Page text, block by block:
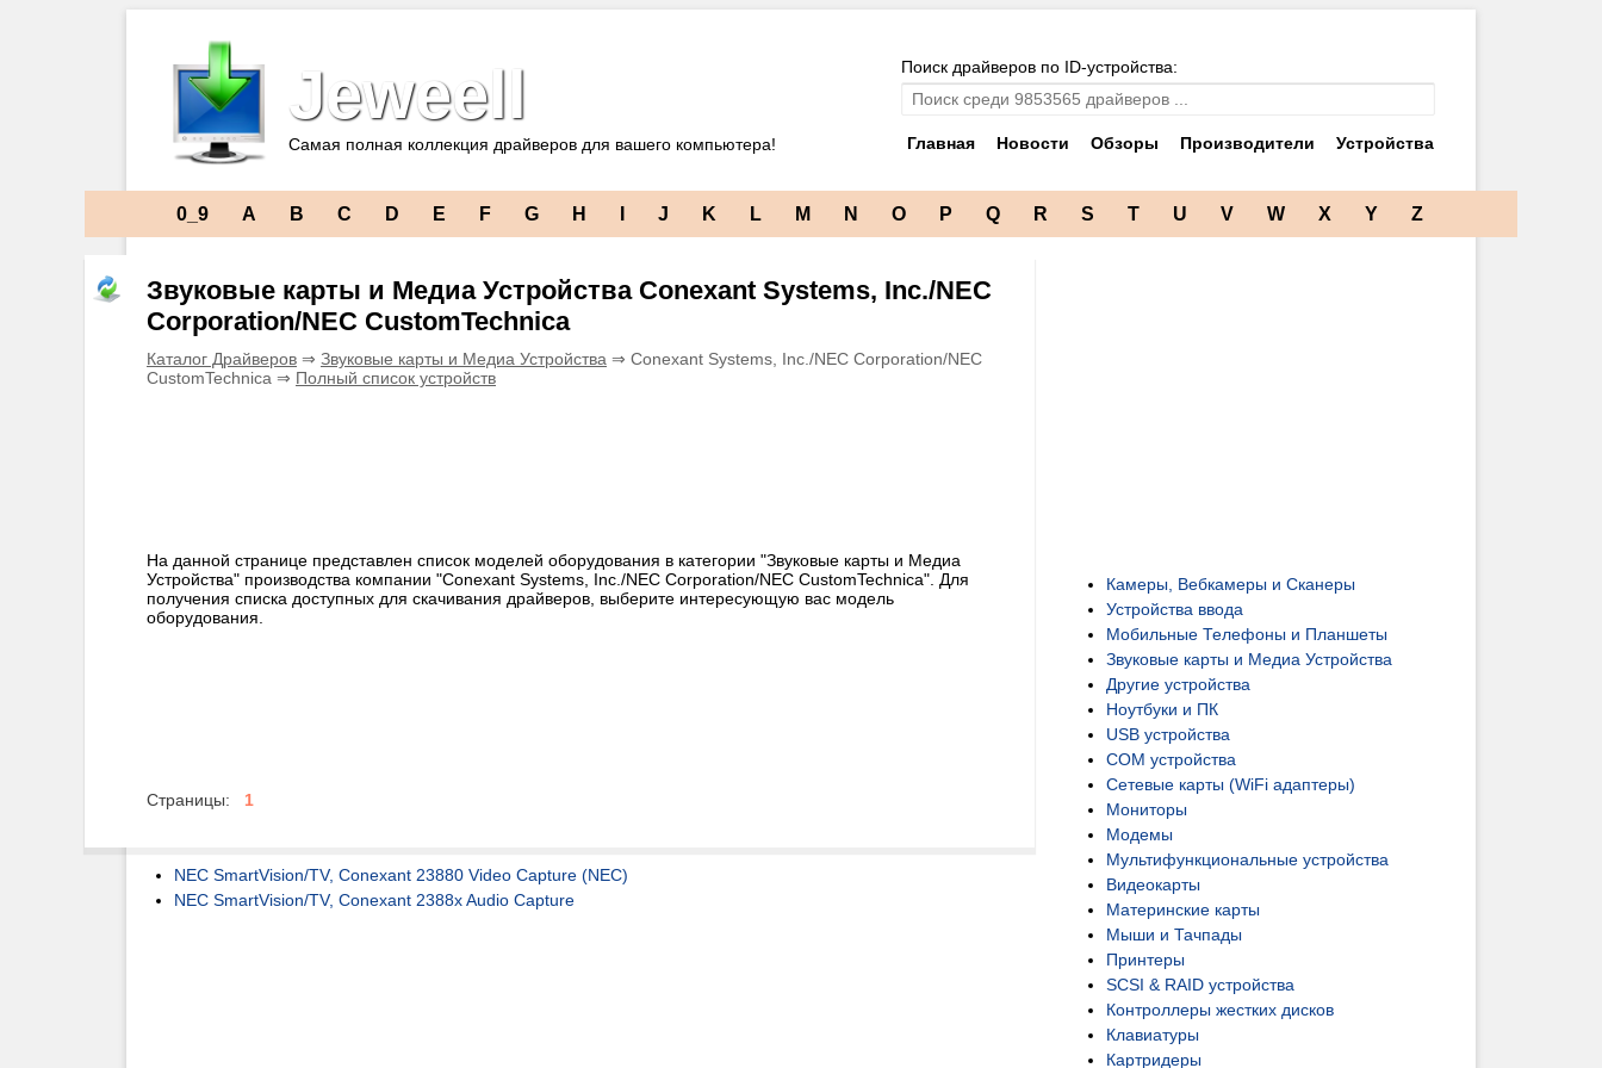
Jeweell
Самая полная коллекция драйверов для вашего компьютера!
Поиск драйверов по ID-устройства:
Главная Новости Обзоры Производители Устройства
0_9 A B C D E F G H J K L M N O P Q R S T U V W X Y Z
Звуковые карты и Медиа Устройства Conexant Systems, Inc./NEC
Corporation/NEC CustomTechnica
Каталог Драйверов ⇒ Звуковые карты и Медиа Устройства ⇒ Conexant Systems, Inc./NEC Corporation/NEC
CustomTechnica ⇒ Полный список устройств
На данной странице представлен список моделей оборудования в категории "Звуковые карты и Медиа
Устройства" производства компании "Conexant Systems, Inc./NEC Corporation/NEC CustomTechnica". Для
получения списка доступных для скачивания драйверов, выберите интересующую вас модель
оборудования.
Страницы: 1
NEC SmartVision/TV, Conexant 23880 Video Capture (NEC)
NEC SmartVision/TV, Conexant 2388x Audio Capture
Камеры, Вебкамеры и Сканеры
Устройства ввода
Мобильные Телефоны и Планшеты
Звуковые карты и Медиа Устройства
Другие устройства
Ноутбуки и ПК
USB устройства
COM устройства
Сетевые карты (WiFi адаптеры)
Мониторы
Модемы
Мультифункциональные устройства
Видеокарты
Материнские карты
Мыши и Тачпады
Принтеры
SCSI & RAID устройства
Контроллеры жестких дисков
Клавиатуры
Картридеры